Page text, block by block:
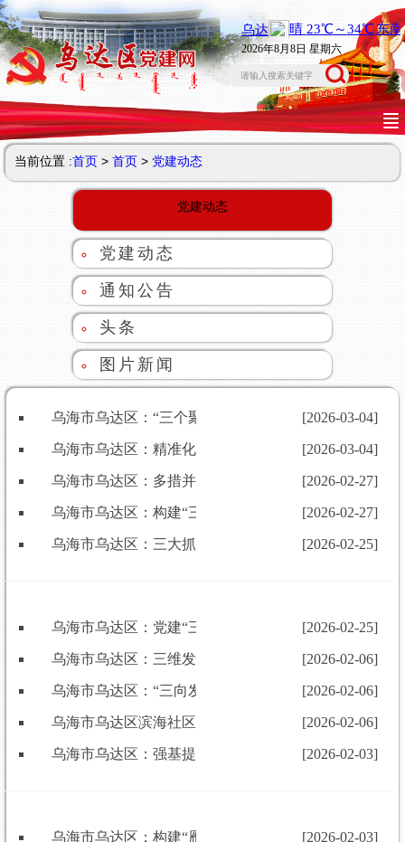
2026年8月8日 星期六
当前位置 :首页> 首页> 党建动态
党建动态
党建动态
通知公告
头条
图片新闻
乌海市乌达区：“三个聚焦”构建干部监督立体防护网
[2026-03-04]
乌海市乌达区：精准化培训激活干部动能[2026-03-04]
乌海市乌达区：多措并举确保干部档案信息高质量管理
[2026-02-27]
乌海市乌达区：构建“三位一体”干部监督体系 筑牢忠
[2026-02-27]
乌海市乌达区：三大抓手强队伍 筑牢党建“压舱石”
[2026-02-25]
乌海市乌达区：党建“三招”提质效 基层治理焕新颜
[2026-02-25]
乌海市乌达区：三维发力推动干部教育培训提质增效
[2026-02-06]
乌海市乌达区：“三向发力” 推动基层党建“双突破”
[2026-02-06]
乌海市乌达区滨海社区党委：合伙人模式激活基层治理
[2026-02-06]
乌海市乌达区：强基提质优服务 银发生辉添动能
[2026-02-03]
乌海市乌达区：构建“雁阵格局”厚植人才沃土 激活高
[2026-02-03]